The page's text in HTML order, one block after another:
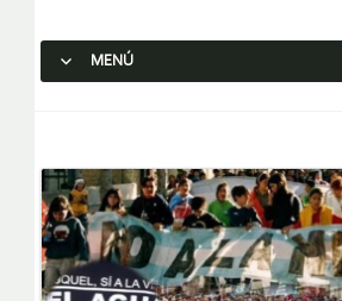
MENÚ